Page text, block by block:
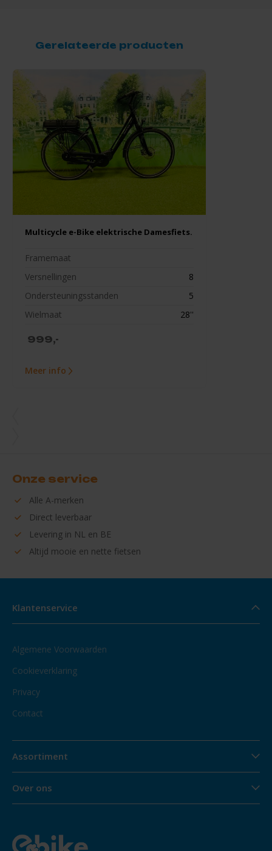
Gerelateerde producten
Multicycle e-Bike elektrische Damesfiets.
Framemaat
Versnellingen
8
Ondersteuningsstanden
5
Wielmaat
28''
999,-
Meer info
Onze service
Alle A-merken
Direct leverbaar
Levering in NL en BE
Altijd mooie en nette fietsen
Klantenservice
Algemene Voorwaarden
Cookieverklaring
Privacy
Contact
Assortiment
Over ons